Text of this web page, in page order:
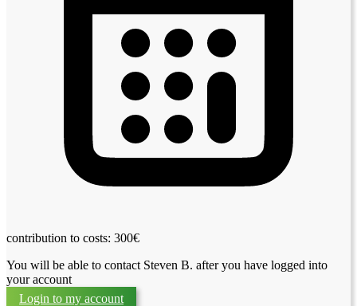
contribution to costs: 300€
You will be able to contact Steven B. after you have logged into
your account
Login to my account